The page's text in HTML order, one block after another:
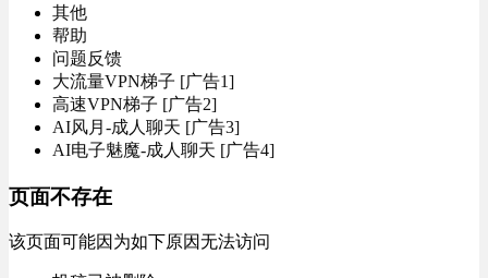
其他
帮助
问题反馈
大流量VPN梯子 [广告1]
高速VPN梯子 [广告2]
AI风月-成人聊天 [广告3]
AI电子魅魔-成人聊天 [广告4]
页面不存在
该页面可能因为如下原因无法访问